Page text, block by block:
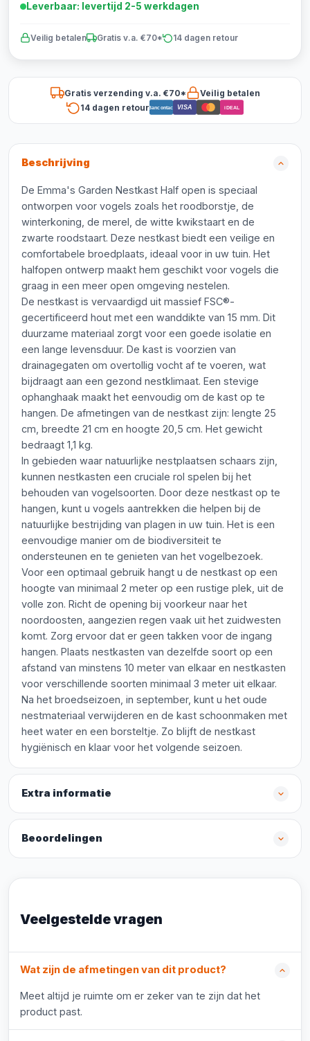
Leverbaar: levertijd 2-5 werkdagen
Veilig betalen Gratis v.a. €70* 14 dagen retour
Gratis verzending v.a. €70*
Veilig betalen
14 dagen retourBancontact VISA iDEAL
Beschrijving
De Emma's Garden Nestkast Half open is speciaal
ontworpen voor vogels zoals het roodborstje, de
winterkoning, de merel, de witte kwikstaart en de
zwarte roodstaart. Deze nestkast biedt een veilige en
comfortabele broedplaats, ideaal voor in uw tuin. Het
halfopen ontwerp maakt hem geschikt voor vogels die
graag in een meer open omgeving nestelen.
De nestkast is vervaardigd uit massief FSC®-
gecertificeerd hout met een wanddikte van 15 mm. Dit
duurzame materiaal zorgt voor een goede isolatie en
een lange levensduur. De kast is voorzien van
drainagegaten om overtollig vocht af te voeren, wat
bijdraagt aan een gezond nestklimaat. Een stevige
ophanghaak maakt het eenvoudig om de kast op te
hangen. De afmetingen van de nestkast zijn: lengte 25
cm, breedte 21 cm en hoogte 20,5 cm. Het gewicht
bedraagt 1,1 kg.
In gebieden waar natuurlijke nestplaatsen schaars zijn,
kunnen nestkasten een cruciale rol spelen bij het
behouden van vogelsoorten. Door deze nestkast op te
hangen, kunt u vogels aantrekken die helpen bij de
natuurlijke bestrijding van plagen in uw tuin. Het is een
eenvoudige manier om de biodiversiteit te
ondersteunen en te genieten van het vogelbezoek.
Voor een optimaal gebruik hangt u de nestkast op een
hoogte van minimaal 2 meter op een rustige plek, uit de
volle zon. Richt de opening bij voorkeur naar het
noordoosten, aangezien regen vaak uit het zuidwesten
komt. Zorg ervoor dat er geen takken voor de ingang
hangen. Plaats nestkasten van dezelfde soort op een
afstand van minstens 10 meter van elkaar en nestkasten
voor verschillende soorten minimaal 3 meter uit elkaar.
Na het broedseizoen, in september, kunt u het oude
nestmateriaal verwijderen en de kast schoonmaken met
heet water en een borsteltje. Zo blijft de nestkast
hygiënisch en klaar voor het volgende seizoen.
Extra informatie
Beoordelingen
Veelgestelde vragen
Wat zijn de afmetingen van dit product?
Meet altijd je ruimte om er zeker van te zijn dat het
product past.